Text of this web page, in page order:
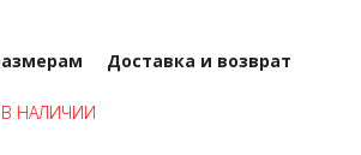
Доставка и возврат
В НАЛИЧИИ